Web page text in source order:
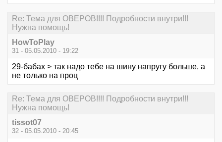
Re: Тема для ОВЕРОВ!!!! Подробности внутри!!!
Нужна помощь!
HowToPlay
31 - 05.05.2010 - 19:22
29-бабах > так надо тебе на шину напругу больше, а
не только на проц
Re: Тема для ОВЕРОВ!!!! Подробности внутри!!!
Нужна помощь!
tissot07
32 - 05.05.2010 - 20:45